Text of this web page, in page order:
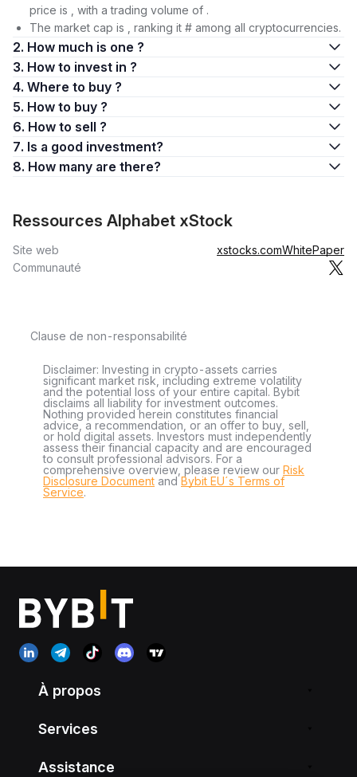
price is , with a trading volume of .
The market cap is , ranking it # among all cryptocurrencies.
2. How much is one ?
3. How to invest in ?
4. Where to buy ?
5. How to buy ?
6. How to sell ?
7. Is a good investment?
8. How many are there?
Ressources Alphabet xStock
Site web xstocks.comWhitePaper
Communauté
Clause de non-responsabilité
Disclaimer: Investing in crypto-assets carries
significant market risk, including extreme volatility
and the potential loss of your entire capital. Bybit
disclaims all liability for investment outcomes.
Nothing provided herein constitutes financial
advice, a recommendation, or an offer to buy, sell,
or hold digital assets. Investors must independently
assess their financial capacity and are encouraged
to consult professional advisors. For a
comprehensive overview, please review our Risk
Disclosure Document andBybit EU´s Terms of
Service.
À propos
Services
Assistance